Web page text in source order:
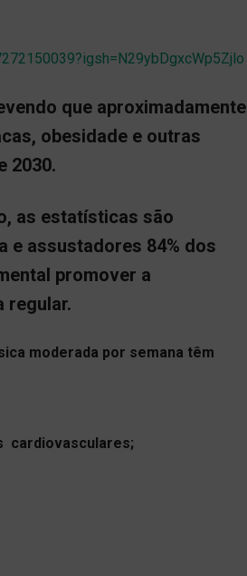
que aproximadamente
obesidade e outras
2030.
as estatísticas são
e assustadores 84% dos
promover a
regular.
moderada por semana têm
cardiovasculares;